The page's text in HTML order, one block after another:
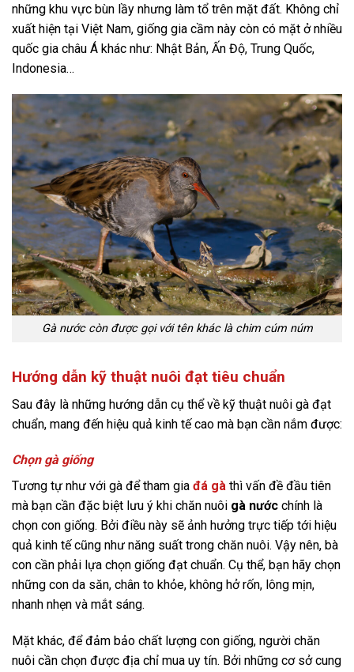
những khu vực bùn lầy nhưng làm tổ trên mặt đất. Không chỉ
xuất hiện tại Việt Nam, giống gia cầm này còn có mặt ở nhiều
quốc gia châu Á khác như: Nhật Bản, Ấn Độ, Trung Quốc,
Indonesia…
Gà nước còn được gọi với tên khác là chim cúm núm
Hướng dẫn kỹ thuật nuôi đạt tiêu chuẩn
Sau đây là những hướng dẫn cụ thể về kỹ thuật nuôi gà đạt
chuẩn, mang đến hiệu quả kinh tế cao mà bạn cần nắm được:
Chọn gà giống
Tương tự như với gà để tham gia đá gà thì vấn đề đầu tiên
mà bạn cần đặc biệt lưu ý khi chăn nuôi gà nước chính là
chọn con giống. Bởi điều này sẽ ảnh hưởng trực tiếp tới hiệu
quả kinh tế cũng như năng suất trong chăn nuôi. Vậy nên, bà
con cần phải lựa chọn giống đạt chuẩn. Cụ thể, bạn hãy chọn
những con da săn, chân to khỏe, không hở rốn, lông mịn,
nhanh nhẹn và mắt sáng.
Mặt khác, để đảm bảo chất lượng con giống, người chăn
nuôi cần chọn được địa chỉ mua uy tín. Bởi những cơ sở cung